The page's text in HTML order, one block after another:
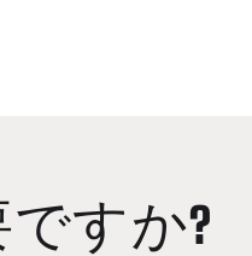
すか?